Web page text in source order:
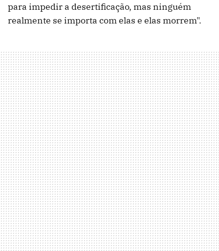
para impedir a desertificação, mas ninguém
realmente se importa com elas e elas morrem".